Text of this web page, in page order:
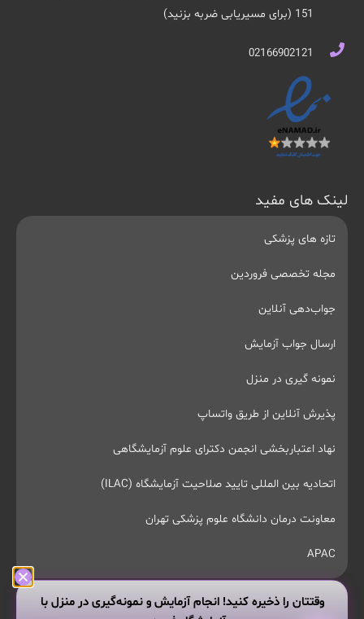
151 (برای مسیریابی ضربه بزنید)
02166902121
لینک های مفید
تازه های پزشکی
مجله تخصصی فروردین
جواب‌دهی آنلاین
ارسال جواب آزمایش
نمونه گیری در منزل
پذیرش آنلاین از طریق واتساپ
نهاد اعتباربخشی انجمن دکترای علوم آزمایشگاهی
اتحادیه بین المللی تایید صلاحیت آزمایشگاه (ILAC)
معاونت درمان دانشگاه علوم پزشکی تهران
APAC
وقتتان را ذخیره کنید! انجام آزمایش و نمونه‌گیری در منزل با